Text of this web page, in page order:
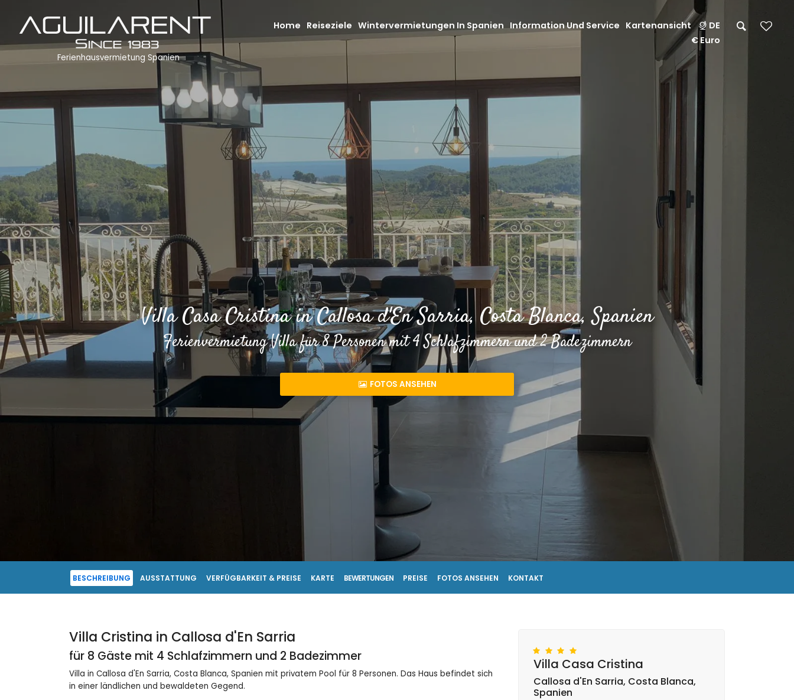
Villa Casa Cristina in Callosa d'En Sarria, Costa Blanca, Spanien
Ferienvermietung Villa für 8 Personen mit 4 Schlafzimmern und 2 Badezimmern
FOTOS ANSEHEN
BESCHREIBUNG AUSSTATTUNG VERFÜGBARKEIT & PREISE KARTE BEWERTUNGEN PREISE FOTOS ANSEHEN KONTAKT
Villa Cristina in Callosa d'En Sarria
für 8 Gäste mit 4 Schlafzimmern und 2 Badezimmer
Villa in Callosa d'En Sarria, Costa Blanca, Spanien mit privatem Pool für 8 Personen. Das Haus befindet sich
in einer ländlichen und bewaldeten Gegend.
Villa Casa Cristina
Callosa d'En Sarria, Costa Blanca,
Spanien
Ferienhausvermietung Spanien
Home Reiseziele Wintervermietungen In Spanien Information Und Service Kartenansicht
DE
€ Euro